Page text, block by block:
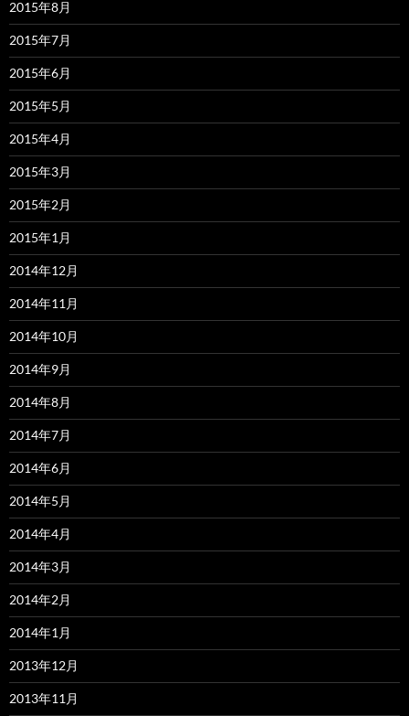
2015年8月
2015年7月
2015年6月
2015年5月
2015年4月
2015年3月
2015年2月
2015年1月
2014年12月
2014年11月
2014年10月
2014年9月
2014年8月
2014年7月
2014年6月
2014年5月
2014年4月
2014年3月
2014年2月
2014年1月
2013年12月
2013年11月